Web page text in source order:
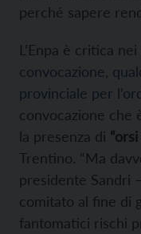
perché sapere
L’Enpa è critica
convocazione,
provinciale per
convocazione che
la presenza di
Trentino. “Ma
presidente Sandri
comitato al fine di
fantomatici rischi